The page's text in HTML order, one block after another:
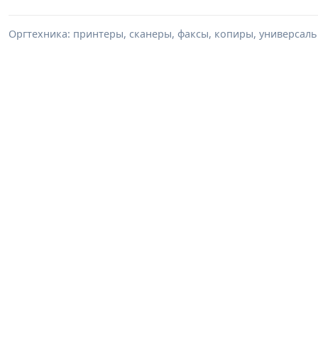
Оргтехника: принтеры, сканеры, факсы, копиры,